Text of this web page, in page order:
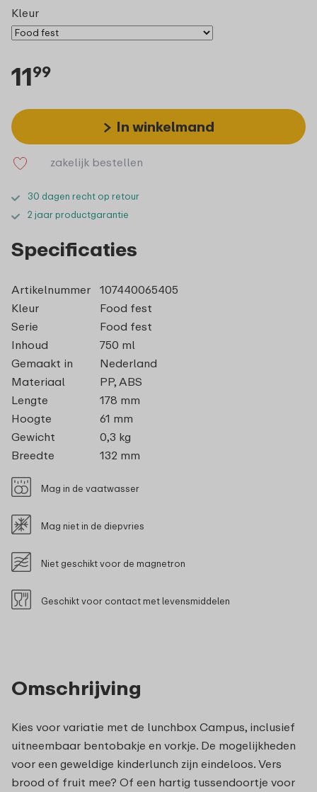
Kleur
1199
In winkelmand
zakelijk bestellen
30 dagen recht op retour
2 jaar productgarantie
Omschrijving
Kies voor variatie met de lunchbox Campus, inclusief
uitneembaar bentobakje en vorkje. De mogelijkheden
voor een geweldige kinderlunch zijn eindeloos. Vers
brood of fruit mee? Of een hartig tussendoortje voor
Specificaties
Artikelnummer
107440065405
Kleur
Food fest
Serie
Food fest
Inhoud
750 ml
Gemaakt in
Nederland
Materiaal
PP, ABS
Lengte
178 mm
Hoogte
61 mm
Gewicht
0,3 kg
Breedte
132 mm
Mag in de vaatwasser
Mag niet in de diepvries
Niet geschikt voor de magnetron
Geschikt voor contact met levensmiddelen